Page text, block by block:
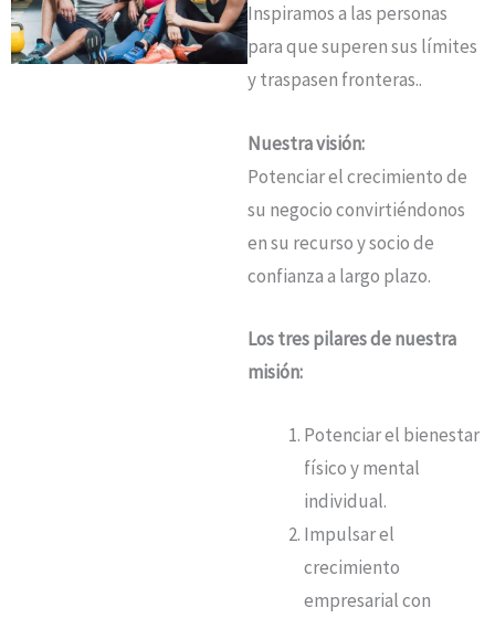
Inspiramos a las personas
para que superen sus límites
y traspasen fronteras..
Nuestra visión:
Potenciar el crecimiento de
su negocio convirtiéndonos
en su recurso y socio de
confianza a largo plazo.
Los tres pilares de nuestra
misión:
Potenciar el bienestar
físico y mental
individual.
Impulsar el
crecimiento
empresarial con